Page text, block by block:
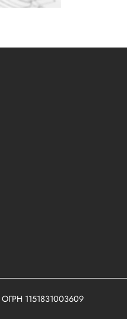
1151831003609